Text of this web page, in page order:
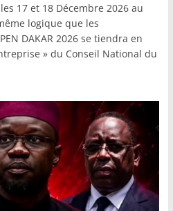
les 17 et 18 Décembre 2026 au
logique que les
DAKAR 2026 se tiendra en
» du Conseil National du